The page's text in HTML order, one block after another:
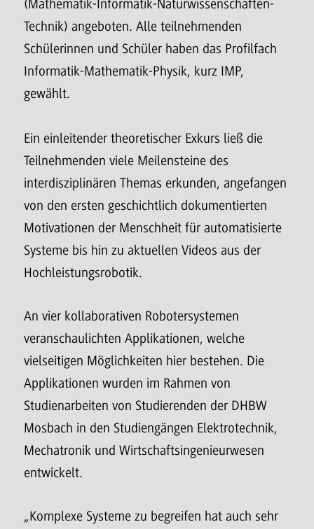
(Mathematik-Informatik-Naturwissenschaften-
Technik) angeboten. Alle teilnehmenden
Schülerinnen und Schüler haben das Profilfach
Informatik-Mathematik-Physik, kurz IMP,
gewählt.
Ein einleitender theoretischer Exkurs ließ die
Teilnehmenden viele Meilensteine des
interdisziplinären Themas erkunden, angefangen
von den ersten geschichtlich dokumentierten
Motivationen der Menschheit für automatisierte
Systeme bis hin zu aktuellen Videos aus der
Hochleistungsrobotik.
An vier kollaborativen Robotersystemen
veranschaulichten Applikationen, welche
vielseitigen Möglichkeiten hier bestehen. Die
Applikationen wurden im Rahmen von
Studienarbeiten von Studierenden der DHBW
Mosbach in den Studiengängen Elektrotechnik,
Mechatronik und Wirtschaftsingenieurwesen
entwickelt.
„Komplexe Systeme zu begreifen hat auch sehr